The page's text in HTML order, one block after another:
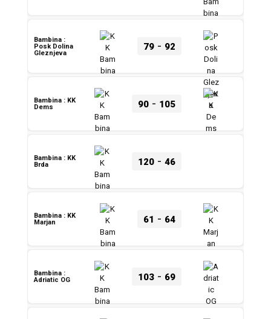
79- 92
Bambina :
Posk Dolina
Gleznjeva
90- 105
Bambina : KK
Dems
120- 46
Bambina : KK
Brda
61 - 64
Bambina : KK
Marjan
103- 69
Bambina :
Adriatic OG